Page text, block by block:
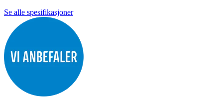
Se alle spesifikasjoner